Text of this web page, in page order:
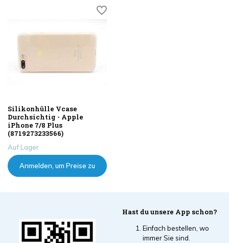
Silikonhülle Vcase
Durchsichtig - Apple
iPhone 7/8 Plus
(8719273233566)
Auf Lager
Anmelden, um Preise zu
Hast du unsere App schon?
Einfach bestellen, wo
immer Sie sind.